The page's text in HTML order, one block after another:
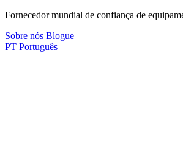
Fornecedor mundial de confiança de
Sobre nós Blogue
PT Português